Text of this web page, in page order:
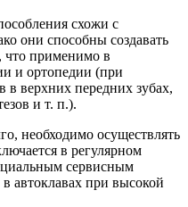
схожи с
они способны создавать
что применимо в
и ортопедии (при
в верхних передних зубах,
и т. п.).
необходимо осуществлять
в регулярном
сервисным
автоклавах при высокой